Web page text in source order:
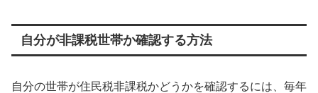
自分が非課税世帯か確認する方法
自分の世帯が住民税非課税かどうかを確認するには、毎年